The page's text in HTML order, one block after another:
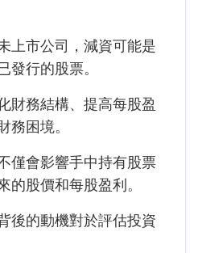
上市公司，減資可能是
發行的股票。
財務結構、提高每股盈
務困境。
僅會影響手中持有股票
的股價和每股盈利。
後的動機對於評估投資